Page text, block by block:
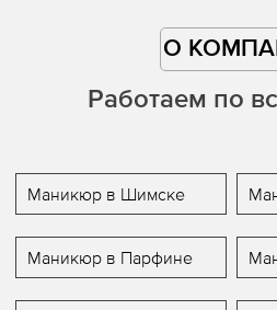
О
Работаем по
Маникюр в Шимске
Маникюр в Парфине